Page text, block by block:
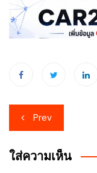
เมนู
นำทาง
เรื่อง
Prev
ใส่ความเห็น